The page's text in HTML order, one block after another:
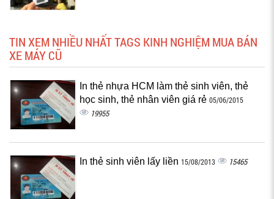
TIN XEM NHIỀU NHẤT TAGS KINH NGHIỆM MUA BÁN
XE MÁY CŨ
In thẻ nhựa HCM làm thẻ sinh viên, thẻ
học sinh, thẻ nhân viên giá rẻ 05/06/2015
19955
In thẻ sinh viên lấy liền 15/08/2013 15465